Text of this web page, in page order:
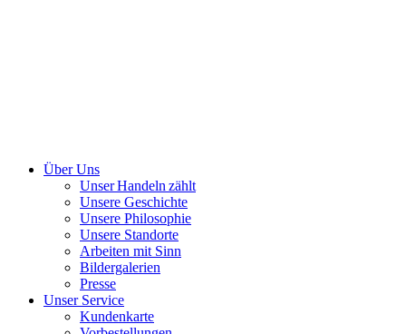
Über Uns
Unser Handeln zählt
Unsere Geschichte
Unsere Philosophie
Unsere Standorte
Arbeiten mit Sinn
Bildergalerien
Presse
Unser Service
Kundenkarte